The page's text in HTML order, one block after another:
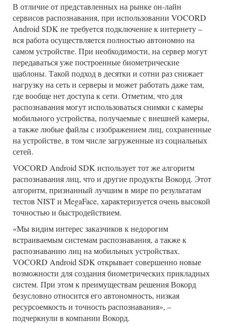
В отличие от представленных на рынке он-лайн
сервисов распознавания, при использовании VOCORD
Android SDK не требуется подключение к интернету –
вся работа осуществляется полностью автономно на
самом устройстве. При необходимости, на сервер могут
передаваться уже построенные биометрические
шаблоны. Такой подход в десятки и сотни раз снижает
нагрузку на сеть и серверы и может работать даже там,
где вообще нет доступа к сети. Отметим, что для
распознавания могут использоваться снимки с камеры
мобильного устройства, получаемые с внешней камеры,
а также любые файлы с изображением лиц, сохраненные
на устройстве, в том числе загруженные из социальных
сетей.
VOCORD Android SDK использует тот же алгоритм
распознавания лиц, что и другие продукты Вокорд. Этот
алгоритм, признанный лучшим в мире по результатам
тестов NIST и MegaFace, характеризуется очень высокой
точностью и быстродействием.
«Мы видим интерес заказчиков к недорогим
встраиваемым системам распознавания, а также к
распознаванию лиц на мобильных устройствах.
VOCORD Android SDK открывает совершенно новые
возможности для создания биометрических прикладных
систем. При этом к преимуществам решения Вокорд
безусловно относится его автономность, низкая
ресурсоемкость и точность распознавания», –
подчеркнули в компании Вокорд.